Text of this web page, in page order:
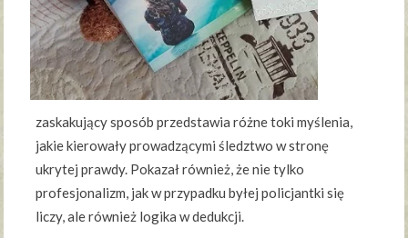
zaskakujący sposób przedstawia różne toki myślenia,
jakie kierowały prowadzącymi śledztwo w stronę
ukrytej prawdy. Pokazał również, że nie tylko
profesjonalizm, jak w przypadku byłej policjantki się
liczy, ale również logika w dedukcji.